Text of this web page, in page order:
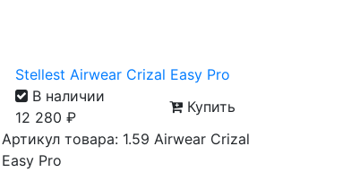
Stellest Airwear Crizal Easy Pro
В наличии
12 280 ₽
Купить
Артикул товара: 1.59 Airwear Crizal
Easy Pro